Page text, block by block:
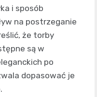
i sposób
na postrzeganie
że torby
są w
po
dopasować je